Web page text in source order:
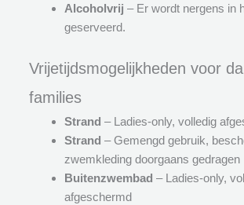
Alcoholvrij – Er wordt nergens in
geserveerd.
Vrijetijdsmogelijkheden voor
families
Strand – Ladies-only, volledig
Strand – Gemengd gebruik,
zwemkleding doorgaans gedragen
Buitenzwembad – Ladies-only,
afgeschermd